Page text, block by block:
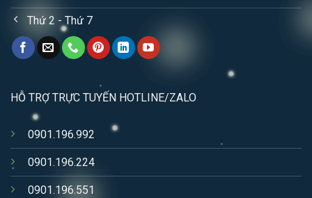
Thứ 2 - Thứ 7
HỖ TRỢ TRỰC TUYẾN HOTLINE/ZALO
0901.196.992
0901.196.224
0901.196.551